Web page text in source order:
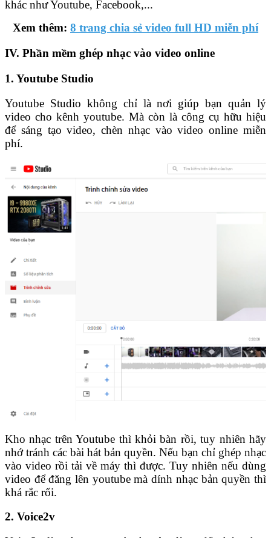
khác như Youtube, Facebook,...
Xem thêm: 8 trang chia sẻ video full HD miễn phí
IV. Phần mềm ghép nhạc vào video online
1. Youtube Studio
Youtube Studio không chỉ là nơi giúp bạn quản lý
video cho kênh youtube. Mà còn là công cụ hữu hiệu
để sáng tạo video, chèn nhạc vào video online miễn
phí.
Kho nhạc trên Youtube thì khỏi bàn rồi, tuy nhiên hãy
nhớ tránh các bài hát bản quyền. Nếu bạn chỉ ghép nhạc
vào video rồi tải về máy thì được. Tuy nhiên nếu dùng
video để đăng lên youtube mà dính nhạc bản quyền thì
khá rắc rối.
2. Voice2v